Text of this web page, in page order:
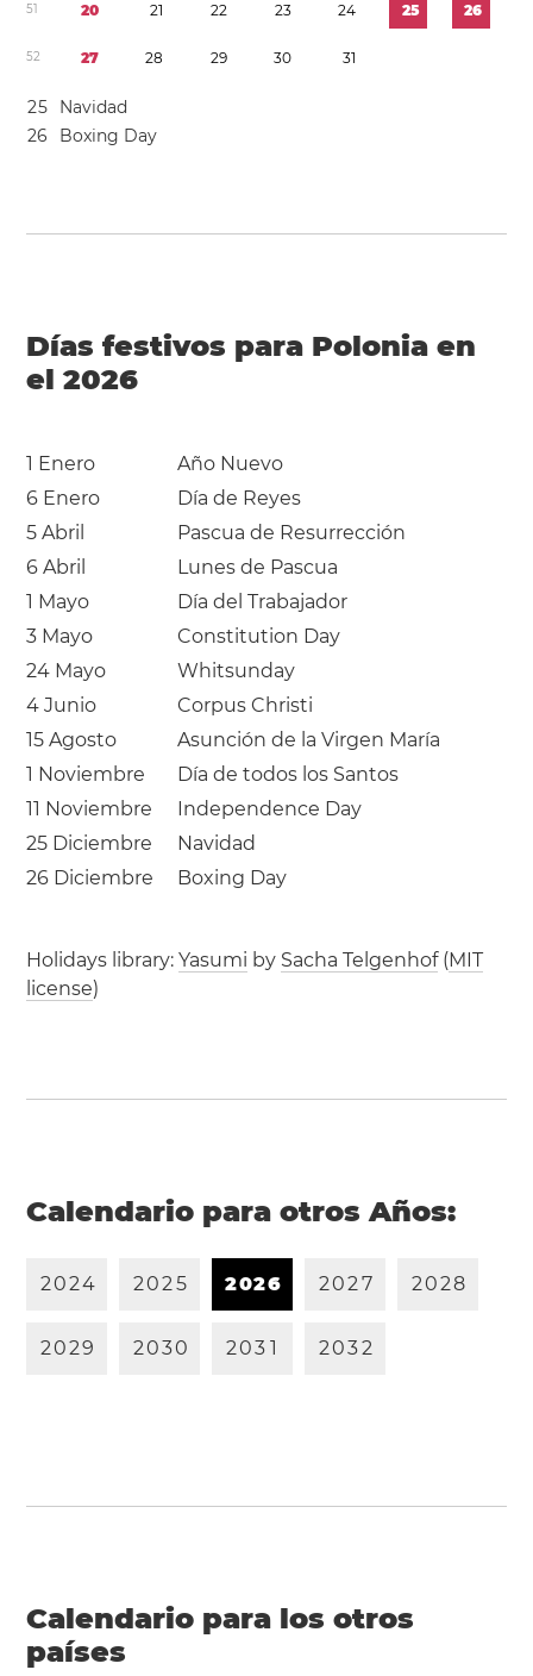
51 20 21 22 23 24 25 26
52 27 28 29 30 31
25
Navidad
26 Boxing Day
Días festivos para Polonia en
el 2026
1 Enero
Año Nuevo
6 Enero
Día de Reyes
5 Abril
Pascua de Resurrección
6 Abril
Lunes de Pascua
1 Mayo
Día del Trabajador
3 Mayo
Constitution Day
24 Mayo
Whitsunday
4 Junio
Corpus Christi
15 Agosto
Asunción de la Virgen María
1 Noviembre
Día de todos los Santos
11 Noviembre
Independence Day
25 Diciembre
Navidad
26 Diciembre
Boxing Day
Holidays library:Yasumi by Sacha Telgenhof(MIT
license)
Calendario para otros Años:
2024 2025 2026 2027 2028
2029 2030 203 1 2032
Calendario para los otros
países